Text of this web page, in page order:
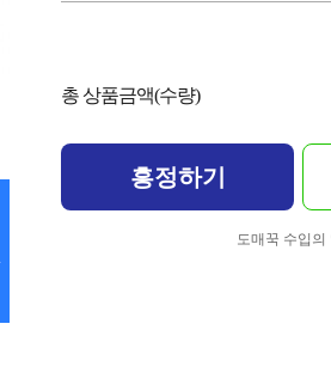
총 상품금액(수량)
흥정하기
도매꾹 수입